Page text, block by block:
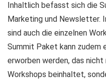
Inhaltlich befasst sich die
Marketing und Newsletter.
sind auch die einzelnen
Summit Paket kann zudem
erworben werden, das
Workshops beinhaltet,